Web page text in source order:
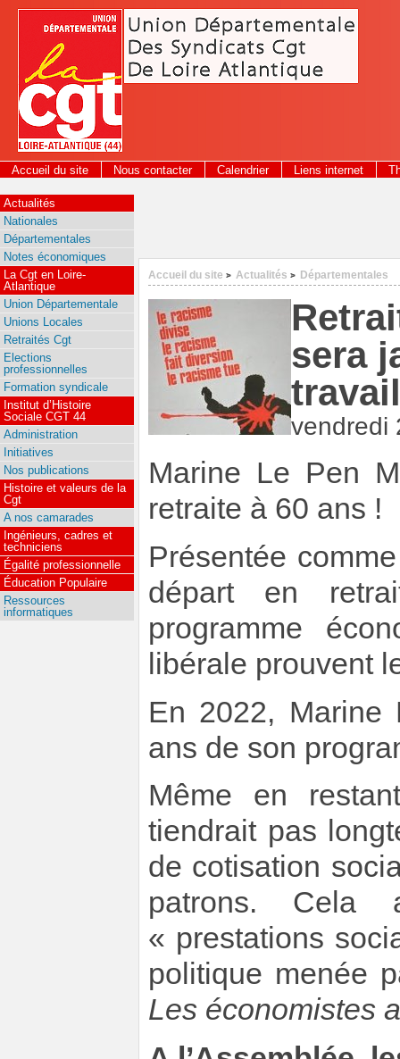
Panneau de gestion des cookies
Accueil du site Nous contacter Calendrier Liens internet
2026
Accueil du site > Actualités > Départementales
sera
vendredi
Marine Le Pen
retraite à 60 ans !
Présentée
départ en
programme
libérale prouvent
En 2022,
ans de son
Même en
tiendrait pas
de cotisation
patrons.
« prestations
politique menée
Les économistes
Actualités
Nationales
Départementales
Notes économiques
La Cgt en Loire-
Atlantique
Union Départementale
Unions Locales
Retraités Cgt
Elections
professionnelles
Formation syndicale
Institut d’Histoire
Sociale CGT 44
Administration
Initiatives
Nos publications
Histoire et valeurs de la
Cgt
A nos camarades
Ingénieurs, cadres et
techniciens
Égalité professionnelle
Éducation Populaire
Ressources
informatiques